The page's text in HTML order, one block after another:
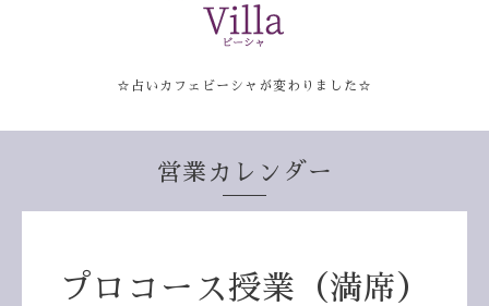
☆占いカフェビーシャが変わりました☆
営業カレンダー
プロコース授業（満席）